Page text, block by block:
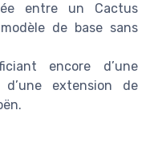
entre un Cactus
de base sans
encore d’une
extension de